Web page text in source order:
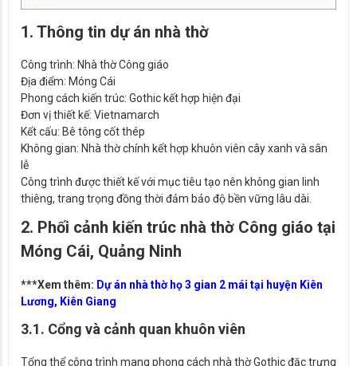
1. Thông tin dự án nhà thờ
Công trình: Nhà thờ Công giáo
Địa điểm: Móng Cái
Phong cách kiến trúc: Gothic kết hợp hiện đại
Đơn vị thiết kế: Vietnamarch
Kết cấu: Bê tông cốt thép
Không gian: Nhà thờ chính kết hợp khuôn viên cây xanh và sân
lễ
Công trình được thiết kế với mục tiêu tạo nên không gian linh
thiêng, trang trọng đồng thời đảm bảo độ bền vững lâu dài.
2. Phối cảnh kiến trúc nhà thờ Công giáo tại
Móng Cái, Quảng Ninh
***Xem thêm: Dự án nhà thờ họ 3 gian 2 mái tại huyện Kiên
Lương, Kiên Giang
3.1. Cổng và cảnh quan khuôn viên
Tổng thể công trình mang phong cách nhà thờ Gothic đặc trưng